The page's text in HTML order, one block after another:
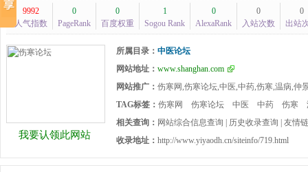
9992
人气指数
0
PageRank
0
百度权重
1
Sogou Rank
0
AlexaRank
0
入站次数
0
出站
我要认领此网站
所属目录： 中医论坛
网站地址： www.shanghan.com
网站推广： 伤寒网,伤寒论坛,中医,中药,伤寒,温病,仲
TAG标签： 伤寒网 伤寒论坛 中医 中药 伤寒
相关查询： 网站综合信息查询 历史收录查询
友情
收录地址： http://www.yiyaodh.cn/siteinfo/719.html